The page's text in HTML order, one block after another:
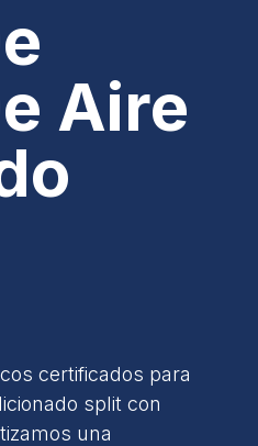
Aire
certificados para
split con
una